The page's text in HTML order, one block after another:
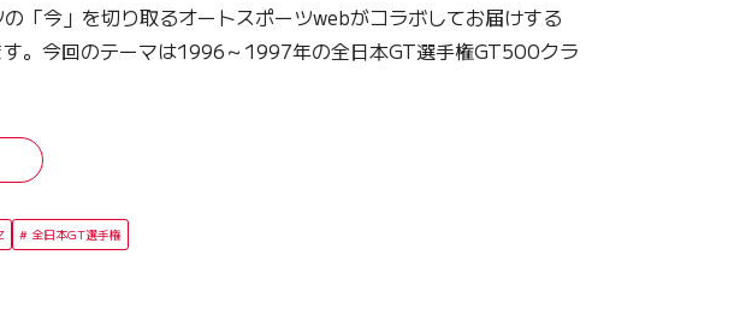
「今」を切り取るオートスポーツwebがコラボしてお届けする
。今回のテーマは1996～1997年の全日本GT選手権GT500クラ
全日本GT選手権